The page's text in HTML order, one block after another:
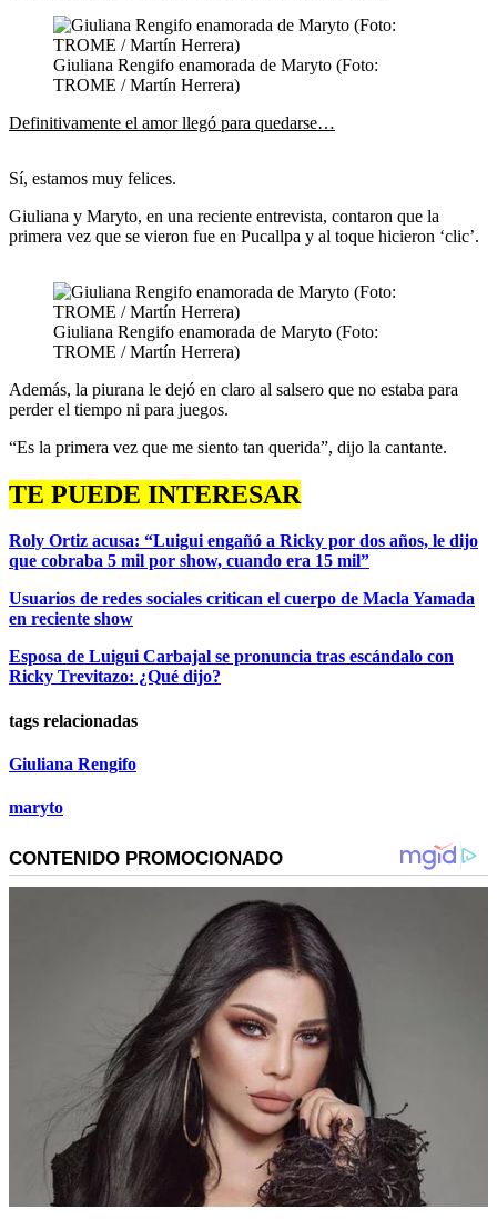
Giuliana Rengifo enamorada de Maryto (Foto:
TROME / Martín Herrera)
Definitivamente el amor llegó para quedarse…
Sí, estamos muy felices.
Giuliana y Maryto, en una reciente entrevista, contaron que la
primera vez que se vieron fue en Pucallpa y al toque hicieron ‘clic’.
Giuliana Rengifo enamorada de Maryto (Foto:
TROME / Martín Herrera)
Además, la piurana le dejó en claro al salsero que no estaba para
perder el tiempo ni para juegos.
“Es la primera vez que me siento tan querida”, dijo la cantante.
TE PUEDE INTERESAR
Roly Ortiz acusa: “Luigui engañó a Ricky por dos años, le dijo
que cobraba 5 mil por show, cuando era 15 mil”
Usuarios de redes sociales critican el cuerpo de Macla Yamada
en reciente show
Esposa de Luigui Carbajal se pronuncia tras escándalo con
Ricky Trevitazo: ¿Qué dijo?
tags relacionadas
Giuliana Rengifo
maryto